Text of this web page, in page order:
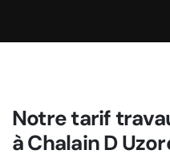
Notre tarif
à Chalain D